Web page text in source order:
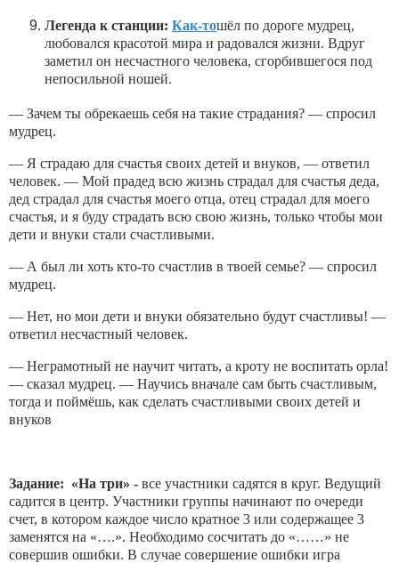
Легенда к станции: Как-тошёл по дороге мудрец,
любовался красотой мира и радовался жизни. Вдруг
заметил он несчастного человека, сгорбившегося под
непосильной ношей.
— Зачем ты обрекаешь себя на такие страдания? — спросил
мудрец.
— Я страдаю для счастья своих детей и внуков, — ответил
человек. — Мой прадед всю жизнь страдал для счастья деда,
дед страдал для счастья моего отца, отец страдал для моего
счастья, и я буду страдать всю свою жизнь, только чтобы мои
дети и внуки стали счастливыми.
— А был ли хоть кто-то счастлив в твоей семье? — спросил
мудрец.
— Нет, но мои дети и внуки обязательно будут счастливы! —
ответил несчастный человек.
— Неграмотный не научит читать, а кроту не воспитать орла!
— сказал мудрец. — Научись вначале сам быть счастливым,
тогда и поймёшь, как сделать счастливыми своих детей и
внуков
Задание: «На три» - все участники садятся в круг. Ведущий
садится в центр. Участники группы начинают по очереди
счет, в котором каждое число кратное 3 или содержащее 3
заменятся на «….». Необходимо сосчитать до «……» не
совершив ошибки. В случае совершение ошибки игра